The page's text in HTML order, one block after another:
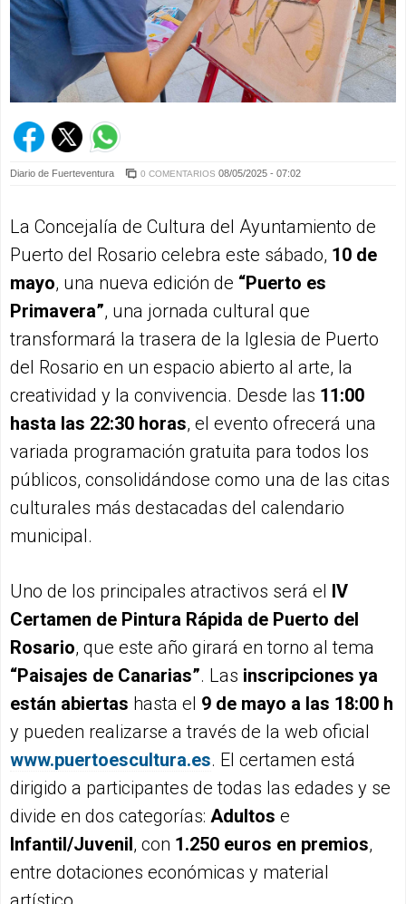
Diario de Fuerteventura 0 COMENTARIOS 08/05/2025 - 07:02
La Concejalía de Cultura del Ayuntamiento de
Puerto del Rosario celebra este sábado, 10 de
mayo, una nueva edición de “Puerto es
Primavera”, una jornada cultural que
transformará la trasera de la Iglesia de Puerto
del Rosario en un espacio abierto al arte, la
creatividad y la convivencia. Desde las 11:00
hasta las 22:30 horas, el evento ofrecerá una
variada programación gratuita para todos los
públicos, consolidándose como una de las citas
culturales más destacadas del calendario
municipal.
Uno de los principales atractivos será el IV
Certamen de Pintura Rápida de Puerto del
Rosario, que este año girará en torno al tema
“Paisajes de Canarias”. Las inscripciones ya
están abiertas hasta el 9 de mayo a las 18:00 h
y pueden realizarse a través de la web oficial
www.puertoescultura.es. El certamen está
dirigido a participantes de todas las edades y se
divide en dos categorías: Adultos e
Infantil/Juvenil, con 1.250 euros en premios,
entre dotaciones económicas y material